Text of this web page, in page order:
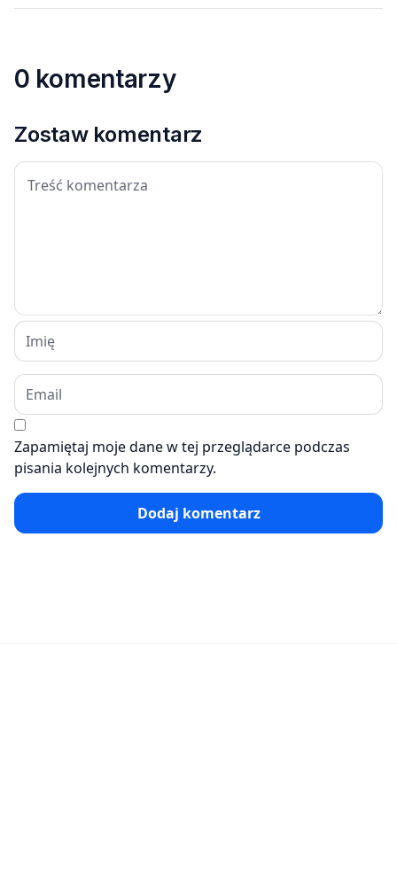
0 komentarzy
Zostaw komentarz
Zapamiętaj moje dane w tej przeglądarce podczas
pisania kolejnych komentarzy.
Dodaj komentarz